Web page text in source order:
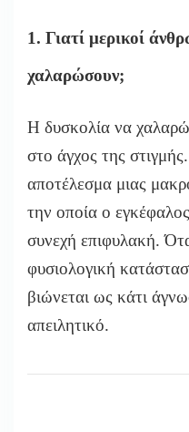
1. Γιατί μερικοί
χαλαρώσουν;
Η δυσκολία να
στο άγχος της
αποτέλεσμα μιας
την οποία ο
συνεχή επιφυλακή.
φυσιολογική
βιώνεται ως κάτι
απειλητικό.